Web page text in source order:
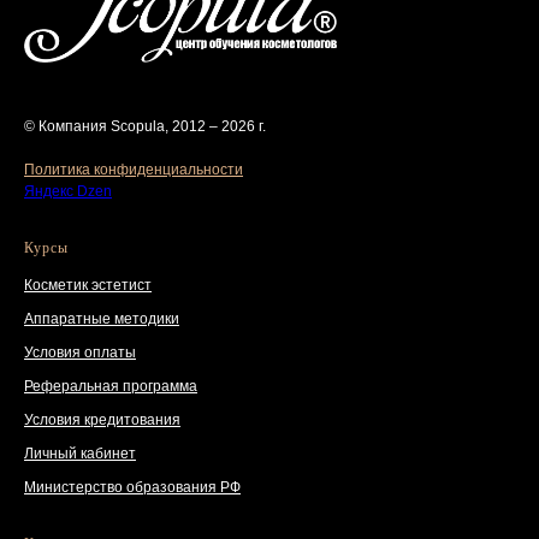
© Компания Scopula, 2012 – 2026 г.
Политика конфиденциальности
Яндекс Dzen
Курсы
Косметик эстетист
Аппаратные методики
Условия оплаты
Реферальная программа
Условия кредитования
Личный кабинет
Министерство образования РФ